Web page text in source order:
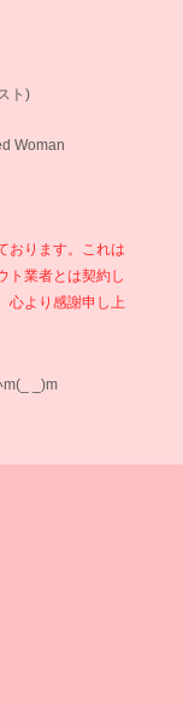
ト)
Woman
おります。これは
ト業者とは契約し
心より感謝申し上
m(_ _)m